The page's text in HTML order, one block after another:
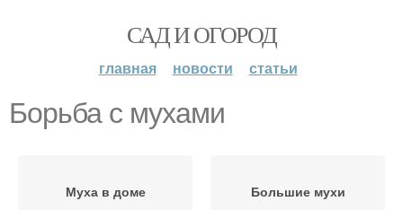
САД И ОГОРОД
главная новости статьи
Борьба с мухами
Муха в доме Большие мухи